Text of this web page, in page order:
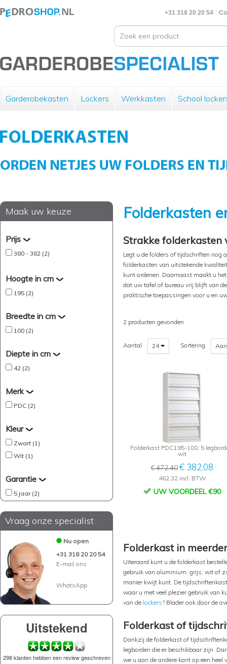
+31 318 20 20 54
Garderobekasten Lockers Werkkasten School
Maak uw keuze
Prijs
380 - 382 (2)
Hoogte in cm
195 (2)
Breedte in cm
100 (2)
Diepte in cm
42 (2)
Merk
PDC (2)
Kleur
Zwart (1)
Wit (1)
Garantie
5 jaar (2)
Vraag onze specialist
Nu open
+31 318 20 20 54
E-mail ons
WhatsApp
Uitstekend
298 klanten hebben een review geschreven
Folderkasten
Strakke folderkasten
Legt u de folders of tijdschriften nog
folderkasten van uitstekende
kunt ordenen. Daarnaast maakt u
dat uw tafel of bureau vrij blijft van
praktische toepassingen voor u en
2 producten gevonden
Aantal 24 Sortering
Folderkast PDC195-100, 5
wit
€ 472,40€ 382,08
462,32 incl. BTW
UW VOORDEEL €90
Folderkast in
Uiteraard kunt u de folderkast
gebruik van aluminium, grijs, wit of
manier kwijt kunt. De
waar u met veel plezier gebruik van
van de lockers? Blader ook door de
Folderkast of
Dankzij de folderkast of
legborden die er beschikbaar zijn.
we u aan de andere kant op een